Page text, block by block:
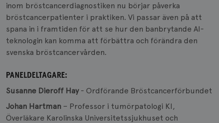
inom bröstcancerdiagnostiken nu börjar påverka
bröstcancerpatienter i praktiken. Vi passar även på att
spana in i framtiden för att se hur den banbrytande AI-
teknologin kan komma att förbättra och förändra den
svenska bröstcancervården.
PANELDELTAGARE:
Susanne Dieroff Hay- Ordförande Bröstcancerförbundet
Johan Hartman – Professor i tumörpatologi KI,
Överläkare Karolinska Universitetssjukhuset och